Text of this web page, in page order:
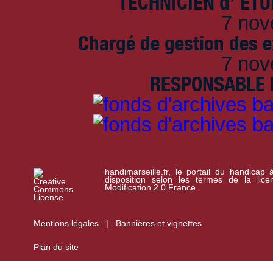
7
Chargé de gestion des
7
handimarseille.fr, le portail du handicap
disposition selon les termes de la
Modification 2.0 France.
Mentions légales Bannières et vignettes
Plan du site